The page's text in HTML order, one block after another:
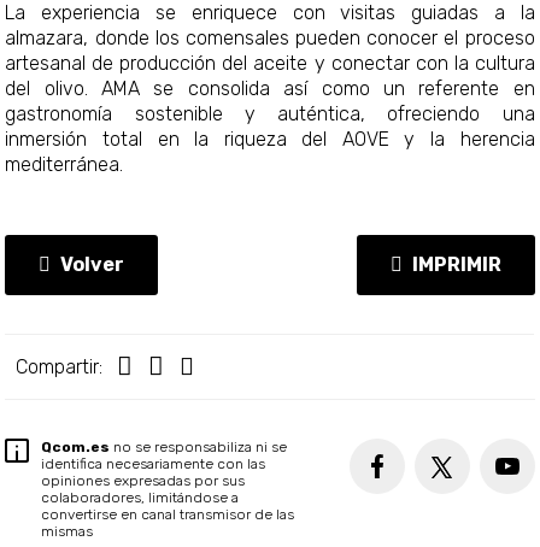
La experiencia se enriquece con visitas guiadas a la
almazara, donde los comensales pueden conocer el proceso
artesanal de producción del aceite y conectar con la cultura
del olivo. AMA se consolida así como un referente en
gastronomía sostenible y auténtica, ofreciendo una
inmersión total en la riqueza del AOVE y la herencia
mediterránea.
Volver IMPRIMIR
Compartir:
Qcom.es no se responsabiliza ni se
identifica necesariamente con las
opiniones expresadas por sus
colaboradores, limitándose a
convertirse en canal transmisor de las
mismas